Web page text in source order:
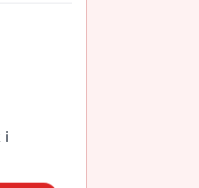
i